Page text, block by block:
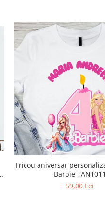
Tricou aniversar personalizat cu papusa
Barbie TAN1011
59,00 Lei